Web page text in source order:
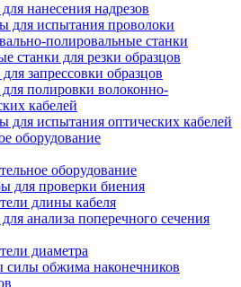
нанесения надрезов
для испытания проволоки
полировальные станки
станки для резки образцов
запрессовки образцов
полировки волоконно-
кабелей
испытания оптических кабелей
оборудование
оборудование
для проверки биения
длины кабеля
анализа поперечного сечения
диаметра
силы обжима наконечников